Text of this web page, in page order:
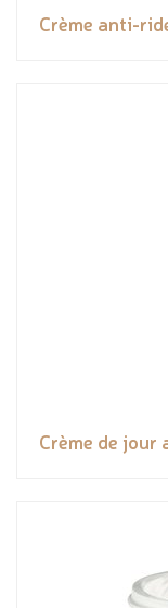
Crème anti-
Crème de jour